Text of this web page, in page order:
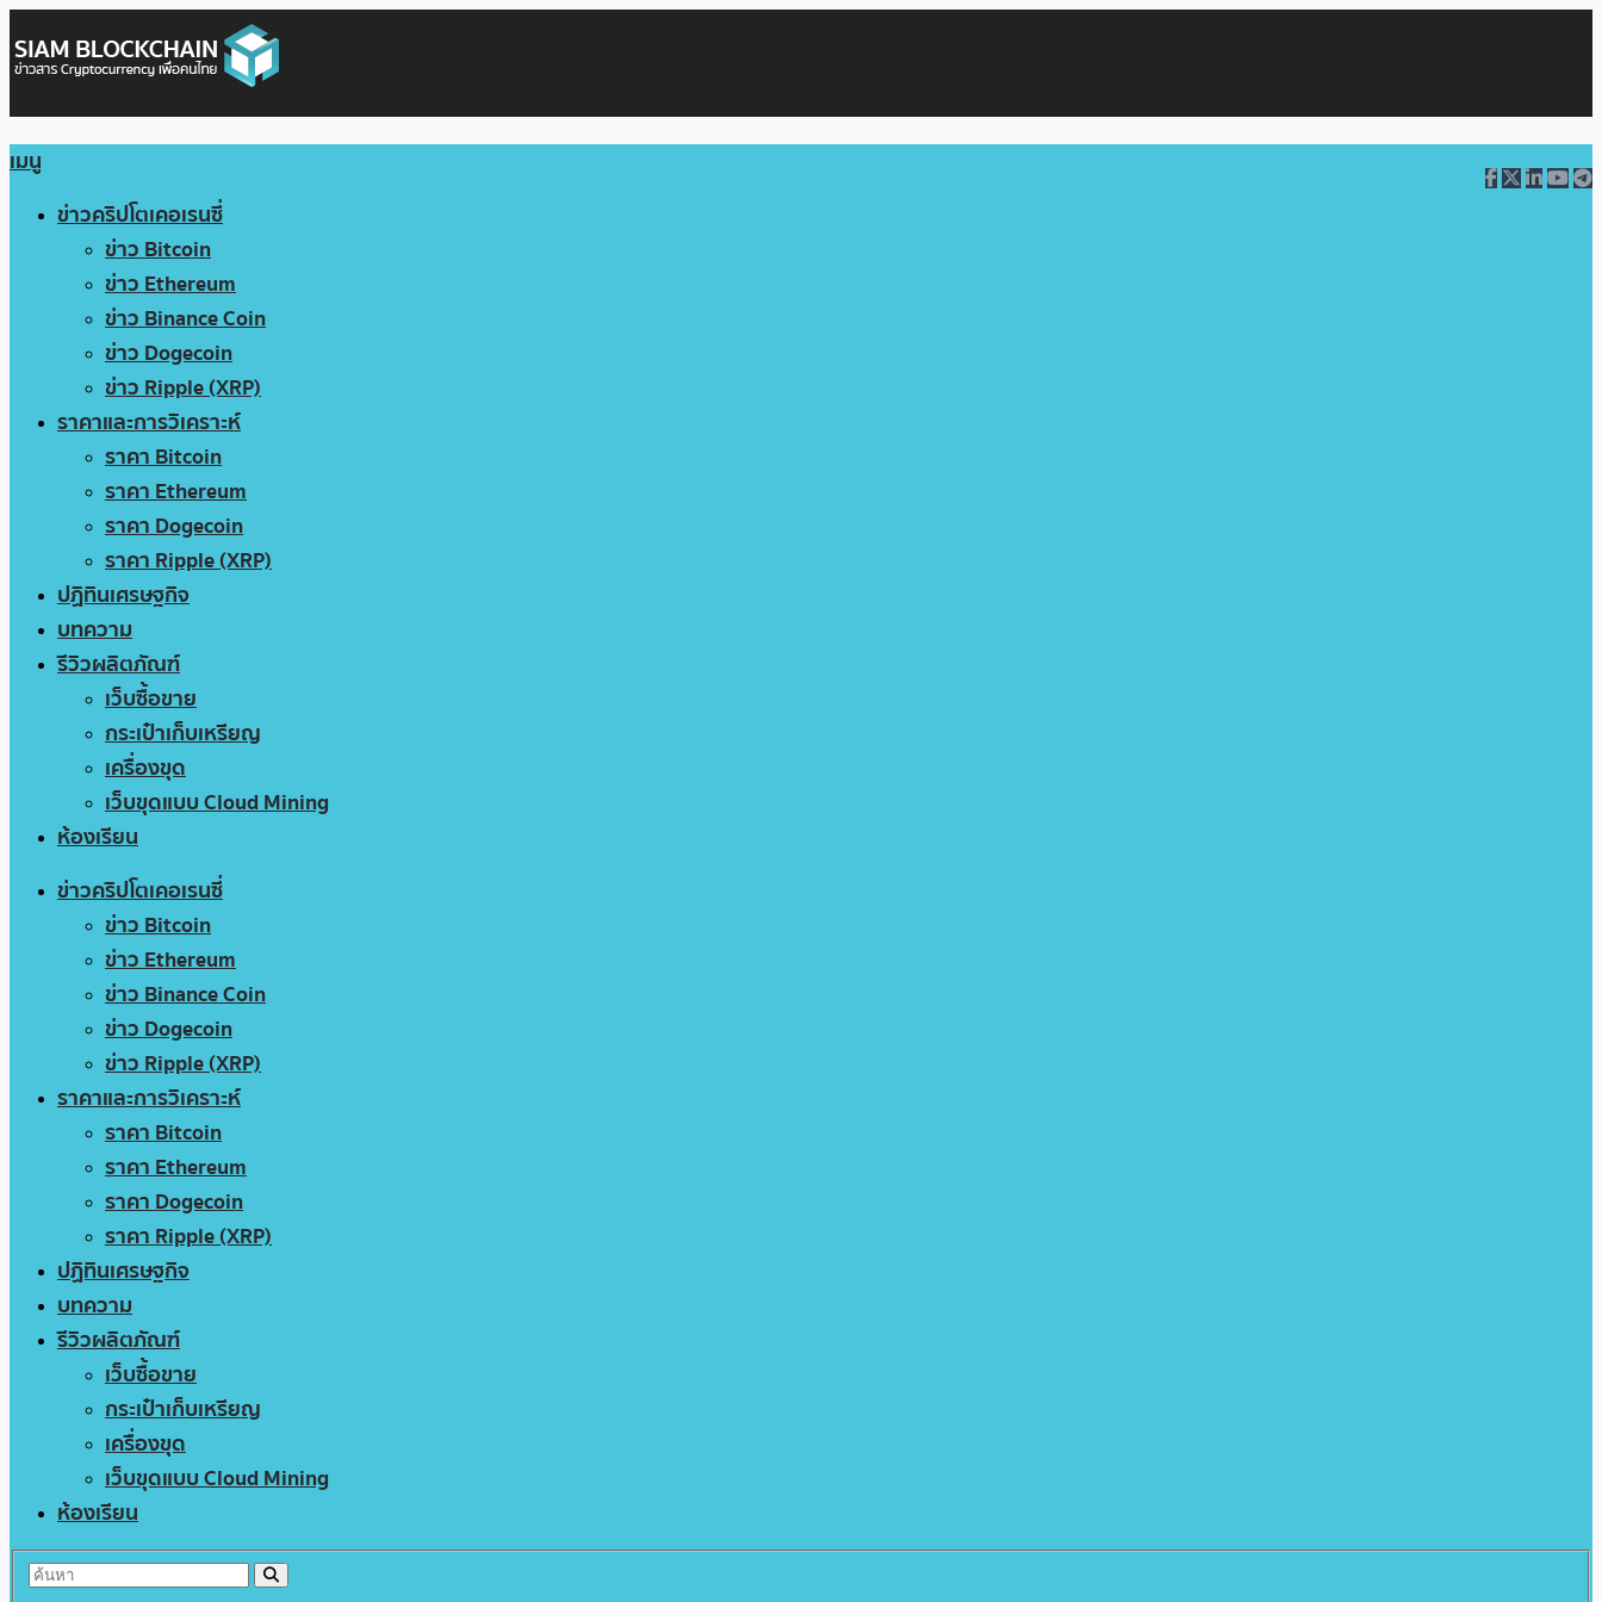
เมนู
ข่าวคริปโตเคอเรนซี่
ข่าว Bitcoin
ข่าว Ethereum
ข่าว Binance Coin
ข่าว Dogecoin
ข่าว Ripple (XRP)
ราคาและการวิเคราะห์
ราคา Bitcoin
ราคา Ethereum
ราคา Dogecoin
ราคา Ripple (XRP)
ปฏิทินเศรษฐกิจ
บทความ
รีวิวผลิตภัณฑ์
เว็บซื้อขาย
กระเป๋าเก็บเหรียญ
เครื่องขุด
เว็บขุดแบบ Cloud Mining
ห้องเรียน
ข่าวคริปโตเคอเรนซี่
ข่าว Bitcoin
ข่าว Ethereum
ข่าว Binance Coin
ข่าว Dogecoin
ข่าว Ripple (XRP)
ราคาและการวิเคราะห์
ราคา Bitcoin
ราคา Ethereum
ราคา Dogecoin
ราคา Ripple (XRP)
ปฏิทินเศรษฐกิจ
บทความ
รีวิวผลิตภัณฑ์
เว็บซื้อขาย
กระเป๋าเก็บเหรียญ
เครื่องขุด
เว็บขุดแบบ Cloud Mining
ห้องเรียน